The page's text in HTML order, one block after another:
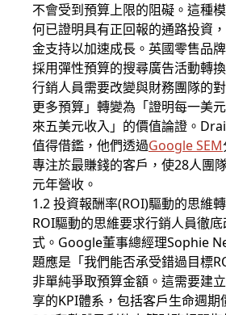
不會受到預算上限的阻礙。這種
何已證明具有正回報的通路投資
金支持以加速成長。英國零售品
採用彈性預算的搜尋廣告活動轉
行銷人員需要改變與財務團隊的
更多預算」轉變為「證明每一美
來五美元收入」的價值論證。
值得借鑑，他們透過Google SEM
專注於最賺錢的客戶，使28人團
元年營收。
1.2 投資報酬率(ROI)驅動的思維
ROI驅動的思維要求行銷人員徹
式。Google董事總經理Sophie
題應是「我們能否承受錯過目標
非單純爭取預算金額。這需要建
享的KPI體系，包括客戶生命週期